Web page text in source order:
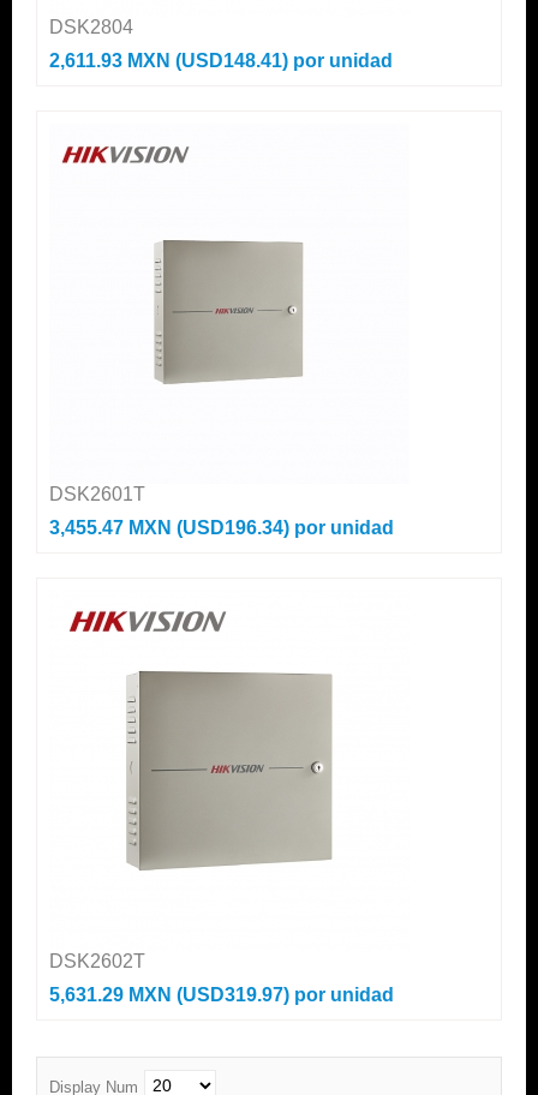
DSK2804
2,611.93 MXN (USD148.41) por unidad
DSK2601T
3,455.47 MXN (USD196.34) por unidad
DSK2602T
5,631.29 MXN (USD319.97) por unidad
Display Num